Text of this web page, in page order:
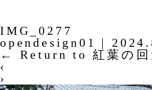
IMG_0277
opendesign01
|
←
Return to 紅葉の回
‹
›